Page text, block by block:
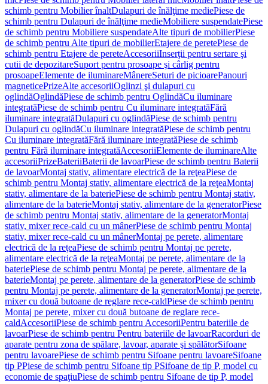
schimb pentru Mobilier înaltDulapuri de înălţime mediePiese de
schimb pentru Dulapuri de înălţime medieMobiliere suspendatePiese
de schimb pentru Mobiliere suspendateAlte tipuri de mobilierPiese
de schimb pentru Alte tipuri de mobilierEtajere de peretePiese de
schimb pentru Etajere de pereteAccesoriiInserţii pentru sertare şi
cutii de depozitareSuport pentru prosoape şi cârlig pentru
prosoapeElemente de iluminareMânereSeturi de picioarePanouri
magneticePrizeAlte accesoriiOglinzi şi dulapuri cu
oglindăOglindăPiese de schimb pentru OglindăCu iluminare
integratăPiese de schimb pentru Cu iluminare integratăFără
iluminare integratăDulapuri cu oglindăPiese de schimb pentru
Dulapuri cu oglindăCu iluminare integratăPiese de schimb pentru
Cu iluminare integratăFără iluminare integratăPiese de schimb
pentru Fără iluminare integratăAccesoriiElemente de iluminareAlte
accesoriiPrizeBateriiBaterii de lavoarPiese de schimb pentru Baterii
de lavoarMontaj stativ, alimentare electrică de la reţeaPiese de
schimb pentru Montaj stativ, alimentare electrică de la reţeaMontaj
stativ, alimentare de la bateriePiese de schimb pentru Montaj stativ,
alimentare de la baterieMontaj stativ, alimentare de la generatorPiese
de schimb pentru Montaj stativ, alimentare de la generatorMontaj
stativ, mixer rece-cald cu un mânerPiese de schimb pentru Montaj
stativ, mixer rece-cald cu un mânerMontaj pe perete, alimentare
electrică de la reţeaPiese de schimb pentru Montaj pe perete,
alimentare electrică de la reţeaMontaj pe perete, alimentare de la
bateriePiese de schimb pentru Montaj pe perete, alimentare de la
baterieMontaj pe perete, alimentare de la generatorPiese de schimb
pentru Montaj pe perete, alimentare de la generatorMontaj pe perete,
mixer cu două butoane de reglare rece-caldPiese de schimb pentru
Montaj pe perete, mixer cu două butoane de reglare rece-
caldAccesoriiPiese de schimb pentru AccesoriiPentru bateriile de
lavoarPiese de schimb pentru Pentru bateriile de lavoarRacorduri de
aparate pentru zona de spălare, lavoar, aparate şi spălătorSifoane
pentru lavoarePiese de schimb pentru Sifoane pentru lavoareSifoane
tip PPiese de schimb pentru Sifoane tip PSifoane de tip P, model cu
economie de spaţiuPiese de schimb pentru Sifoane de tip P, model